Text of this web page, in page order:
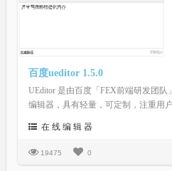
百度ueditor 1.5.0
UEditor 是由百度「FEX前端研发团队
编辑器，具有轻量，可定制，注重用
在 线 编 辑 器
19475 0